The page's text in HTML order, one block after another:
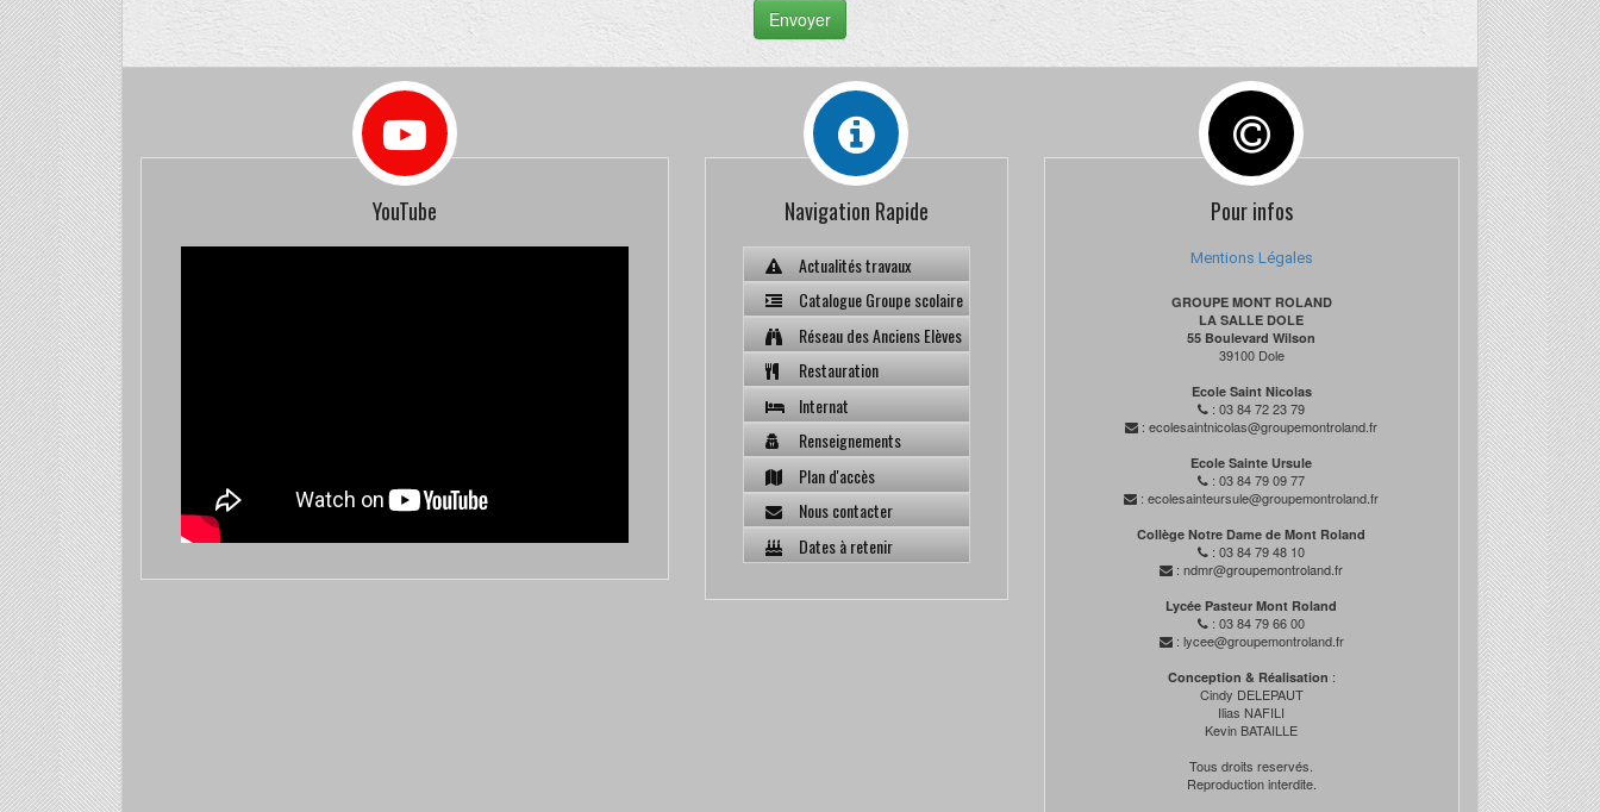
Envoyer
YouTube Navigation Rapide
Actualités travaux
Catalogue Groupe scolaire
Réseau des Anciens Elèves
Restauration
Internat
Renseignements
Plan d'accès
Nous contacter
Dates à retenir
Pour infos
Mentions Légales
GROUPE MONT ROLAND
LA SALLE DOLE
55 Boulevard Wilson
39100 Dole
Ecole Saint Nicolas
: 03 84 72 23 79
: ecolesaintnicolas@groupemontroland.fr
Ecole Sainte Ursule
: 03 84 79 09 77
: ecolesainteursule@groupemontroland.fr
Collège Notre Dame de Mont Roland
: 03 84 79 48 10
: ndmr@groupemontroland.fr
Lycée Pasteur Mont Roland
: 03 84 79 66 00
: lycee@groupemontroland.fr
Conception & Réalisation :
Cindy DELEPAUT
Ilias NAFILI
Kevin BATAILLE
Tous droits reservés.
Reproduction interdite.